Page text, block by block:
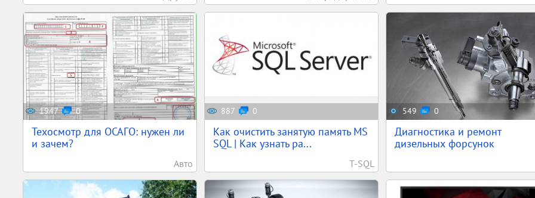
1947 0
Техосмотр для ОСАГО: нужен ли
и зачем?
Авто
887 0
Как очистить занятую память MS
SQL | Как узнать ра...
T-SQL
549 0
Диагностика и ремонт
дизельных форсунок